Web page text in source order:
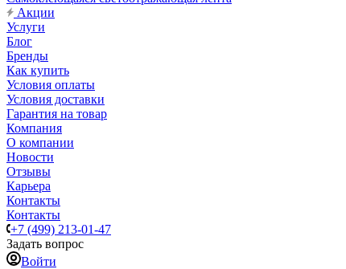
Акции
Услуги
Блог
Бренды
Как купить
Условия оплаты
Условия доставки
Гарантия на товар
Компания
О компании
Новости
Отзывы
Карьера
Контакты
Контакты
+7 (499) 213-01-47
Задать вопрос
Войти